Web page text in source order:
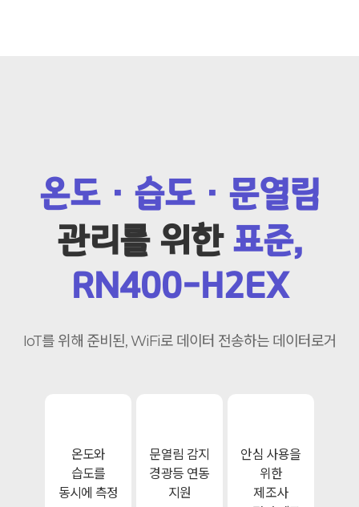
온도 · 습도 · 문열림
관리를 위한 표준,
RN400-H2EX
IoT를 위해 준비된, WiFi로 데이터 전송하는 데이터로거
온도와
습도를
동시에 측정
문열림 감지
경광등 연동
지원
안심 사용을
위한
제조사